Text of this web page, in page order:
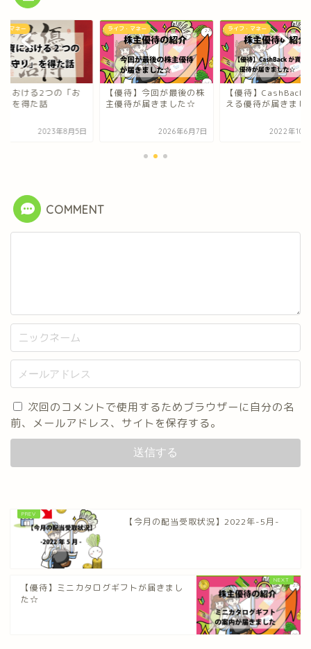
・マネー
における2つの「お
」を得た話
2023年8月5日
ライフ・マネー
【優待】今回が最後の株
主優待が届きました☆
2026年6月7日
ライフ・マネー
【優待】CashBack
える優待が届きま
2022年10
COMMENT
次回のコメントで使用するためブラウザーに自分の名
前、メールアドレス、サイトを保存する。
【今月の配当受取状況】2022年-5月-
【優待】ミニカタログギフトが届きまし
た☆